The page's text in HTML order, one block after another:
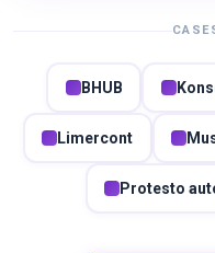
BHUB
Limercont
Protesto